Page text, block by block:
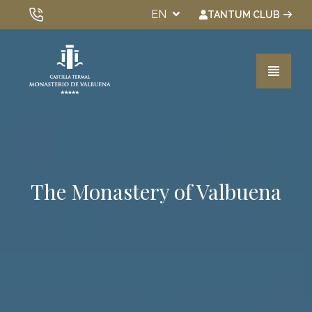
EN TANTUM CLUB
Rooms
Spa & Wellness
The Monastery of Valbuena